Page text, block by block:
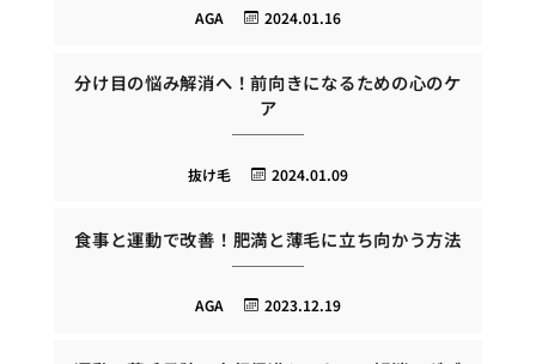
2024.01.16
AGA
分け目の悩み解消へ！前向きになるための心のケ
ア
2024.01.09
抜け毛
食事と運動で改善！肥満と薄毛に立ち向かう方法
2023.12.19
AGA